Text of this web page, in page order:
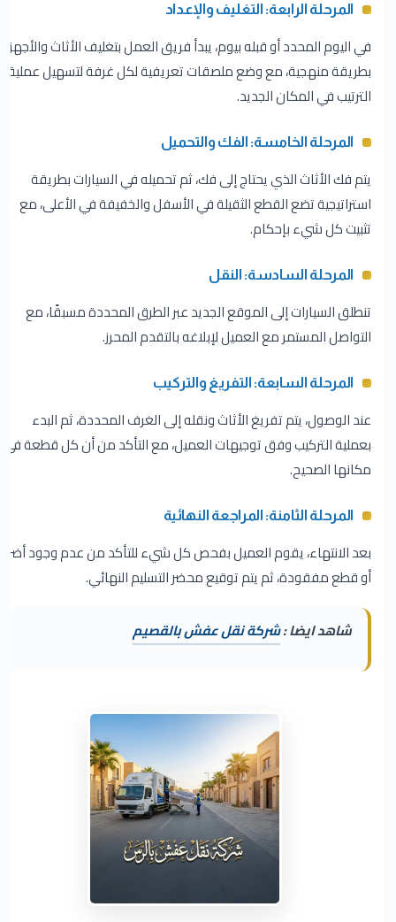
المرحلة الرابعة: التغليف والإعداد
في اليوم المحدد أو قبله بيوم، يبدأ فريق العمل بتغليف الأثاث والأجهزة
بطريقة منهجية، مع وضع ملصقات تعريفية لكل غرفة لتسهيل عملية
الترتيب في المكان الجديد.
المرحلة الخامسة: الفك والتحميل
يتم فك الأثاث الذي يحتاج إلى فك، ثم تحميله في السيارات بطريقة
استراتيجية تضع القطع الثقيلة في الأسفل والخفيفة في الأعلى، مع
تثبيت كل شيء بإحكام.
المرحلة السادسة: النقل
تنطلق السيارات إلى الموقع الجديد عبر الطرق المحددة مسبقًا، مع
التواصل المستمر مع العميل لإبلاغه بالتقدم المحرز.
المرحلة السابعة: التفريغ والتركيب
عند الوصول، يتم تفريغ الأثاث ونقله إلى الغرف المحددة، ثم البدء
بعملية التركيب وفق توجيهات العميل، مع التأكد من أن كل قطعة في
مكانها الصحيح.
المرحلة الثامنة: المراجعة النهائية
بعد الانتهاء، يقوم العميل بفحص كل شيء للتأكد من عدم وجود أضرار
أو قطع مفقودة، ثم يتم توقيع محضر التسليم النهائي.
شاهد ايضا :شركة نقل عفش بالقصيم